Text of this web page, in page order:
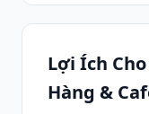
Lợi Ích
Hàng &